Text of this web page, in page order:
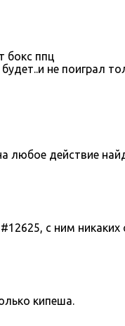
бокс ппц
не поиграл
любое действие
с ним
кипеша.